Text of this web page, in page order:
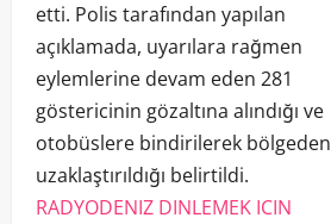
etti. Polis tarafından yapılan
açıklamada, uyarılara rağmen
eylemlerine devam eden 281
göstericinin gözaltına alındığı ve
otobüslere bindirilerek bölgeden
uzaklaştırıldığı belirtildi.
RADYODENIZ DINLEMEK ICIN